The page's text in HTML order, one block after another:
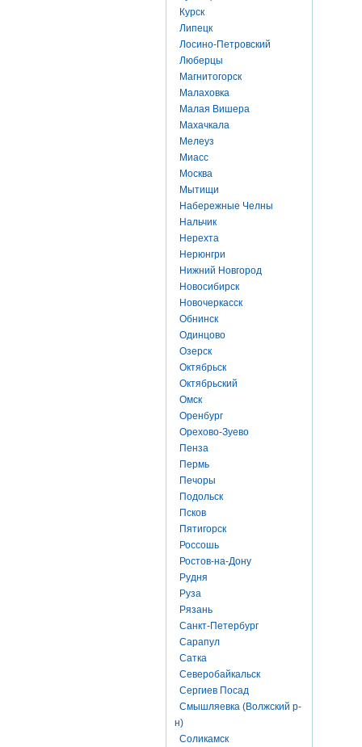
Курск
Липецк
Лосино-Петровский
Люберцы
Магнитогорск
Малаховка
Малая Вишера
Махачкала
Мелеуз
Миасс
Москва
Мытищи
Набережные Челны
Нальчик
Нерехта
Нерюнгри
Нижний Новгород
Новосибирск
Новочеркасск
Обнинск
Одинцово
Озерск
Октябрьск
Октябрьский
Омск
Оренбург
Орехово-Зуево
Пенза
Пермь
Печоры
Подольск
Псков
Пятигорск
Россошь
Ростов-на-Дону
Рудня
Руза
Рязань
Санкт-Петербург
Сарапул
Сатка
Северобайкальск
Сергиев Посад
Смышляевка (Волжский р-
н)
Соликамск